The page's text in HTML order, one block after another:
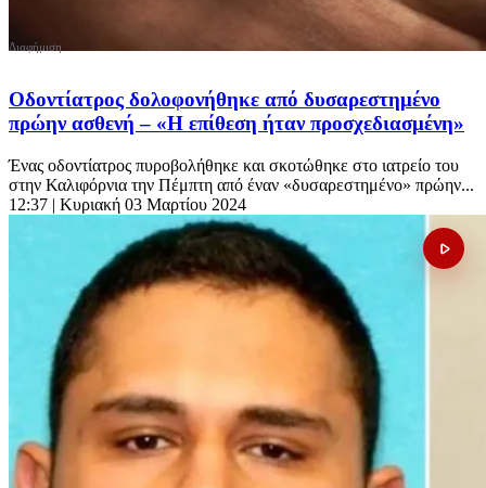
Οδοντίατρος δολοφονήθηκε από δυσαρεστημένο
πρώην ασθενή – «Η επίθεση ήταν προσχεδιασμένη»
Ένας οδοντίατρος πυροβολήθηκε και σκοτώθηκε στο ιατρείο του
στην Καλιφόρνια την Πέμπτη από έναν «δυσαρεστημένο» πρώην...
12:37 | Κυριακή 03 Μαρτίου 2024